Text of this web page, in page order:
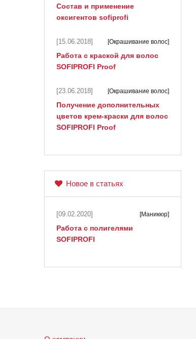
Состав и применение
оксигентов sofiprofi
[15.06.2018] [Окрашивание волос]
Работа с краской для волос
SOFIPROFI Proof
[23.06.2018] [Окрашивание волос]
Получение дополнительных
цветов крем-краски для волос
SOFIPROFI Proof
Новое в статьях
[09.02.2020] [Маникюр]
Работа с полигелями
SOFIPROFI